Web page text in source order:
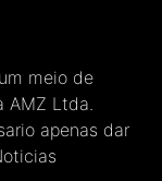
meio de
AMZ Ltda.
apenas dar